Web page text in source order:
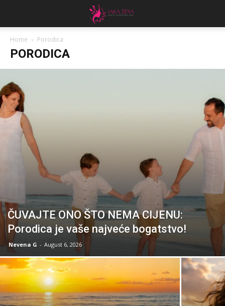
Home Porodica
PORODICA
ČUVAJTE ONO ŠTO NEMA CIJENU:
Porodica je vaše najveće bogatstvo!
Nevena G - August 6, 2026